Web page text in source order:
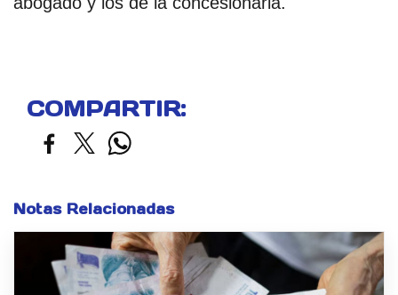
COMPARTIR:
Notas Relacionadas